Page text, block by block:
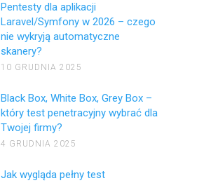
Pentesty dla aplikacji
Laravel/Symfony w 2026 – czego
nie wykryją automatyczne
skanery?
10 GRUDNIA 2025
Black Box, White Box, Grey Box –
który test penetracyjny wybrać dla
Twojej firmy?
4 GRUDNIA 2025
Jak wygląda pełny test